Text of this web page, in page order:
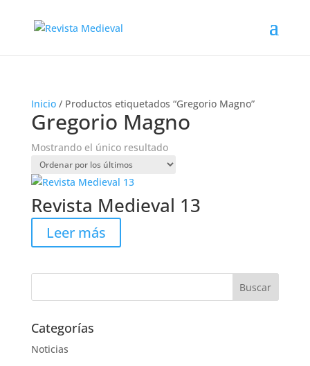
Inicio/ Productos etiquetados “Gregorio Magno”
Gregorio Magno
Mostrando el único resultado
Revista Medieval 13
Leer más
Categorías
Noticias